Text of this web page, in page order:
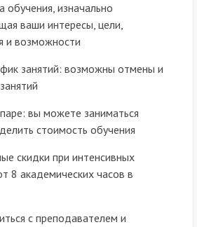
обучения, изначально
ваши интересы, цели,
и возможности
занятий: возможны отмены и
вы можете заниматься
стоимость обучения
скидки при интенсивных
8 академических часов в
с преподавателем и